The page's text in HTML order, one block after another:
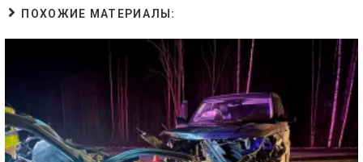
ПОХОЖИЕ МАТЕРИАЛЫ: